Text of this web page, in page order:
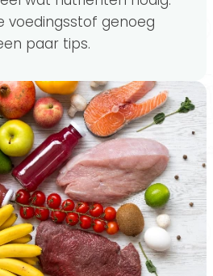
voedingsstof genoeg
paar tips.